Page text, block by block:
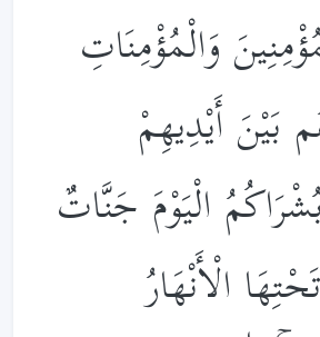
وَالْمُؤْمِنَاتِ
بَيْنَ أَيْدِيهِمْ
الْيَوْمَ جَنَّاتٌ
الْأَنْهَارُ